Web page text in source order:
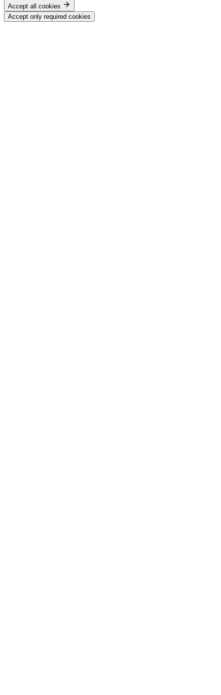
Accept all cookies
Accept only required cookies